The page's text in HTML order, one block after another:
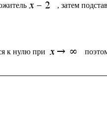
, затем
к нулю при